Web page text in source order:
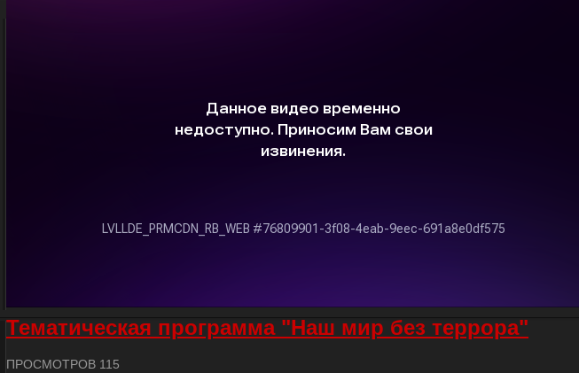
Тематическая программа "Наш мир без террора"
ПРОСМОТРОВ 115